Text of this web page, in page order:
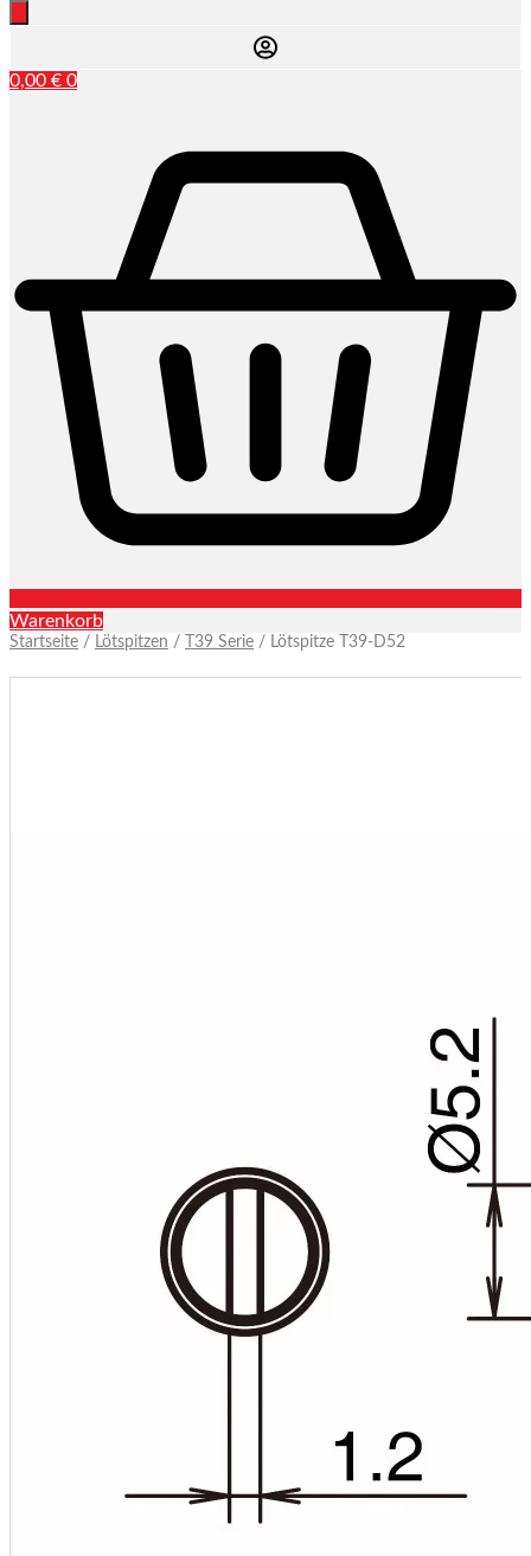
0,00 € 0
Warenkorb
Startseite / Lötspitzen / T39 Serie / Lötspitze T39-D52